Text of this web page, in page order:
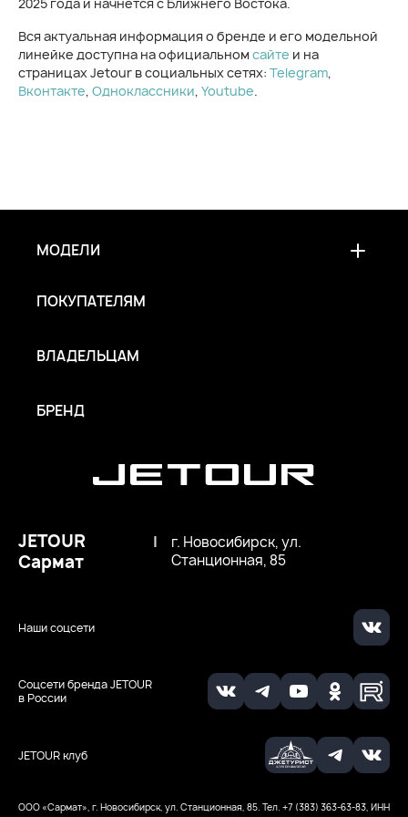
Вся актуальная информация о бренде и его модельной
линейке доступна на официальномсайте и на
страницах Jetour в социальных сетях: Telegram,
Вконтакте, Одноклассники, Youtube.
JETOUR клуб
Соцсети бренда JETOUR
в России
Наши соцсети
JETOUR
Сармат
|
г. Новосибирск, ул.
Станционная, 85
МОДЕЛИ
ПОКУПАТЕЛЯМ
ВЛАДЕЛЬЦАМ
БРЕНД
ООО «Сармат», г. Новосибирск, ул. Станционная, 85. Тел. +7 (383) 363-63-83, ИНН